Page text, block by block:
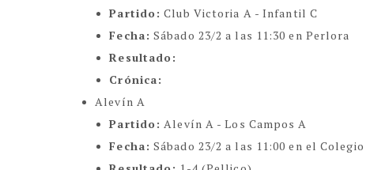
Partido: Club Victoria A - Infantil C
Fecha: Sábado 23/2 a las 11:30 en Perlora
Resultado:
Crónica:
Alevín A
Partido: Alevín A - Los Campos A
Fecha: Sábado 23/2 a las 11:00 en el Colegio